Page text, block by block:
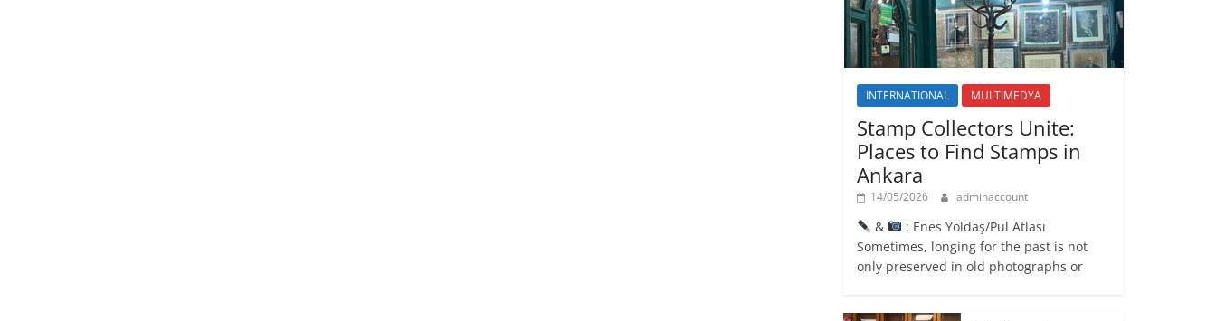
INTERNATIONAL MULTİMEDYA
Stamp Collectors Unite:
Places to Find Stamps in
Ankara
14/05/2026 adminaccount
&
: Enes Yoldaş/Pul Atlası
Sometimes, longing for the past is not
only preserved in old photographs or